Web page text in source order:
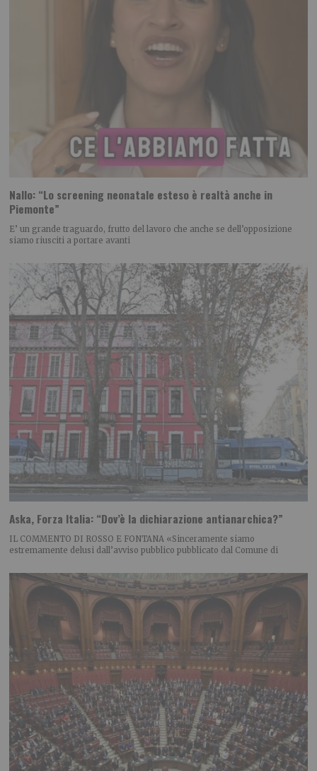
Nallo: “Lo screening neonatale esteso è realtà anche in
Piemonte”
E’ un grande traguardo, frutto del lavoro che anche se dell’opposizione
siamo riusciti a portare avanti
Aska, Forza Italia: “Dov’è la dichiarazione antianarchica?”
IL COMMENTO DI ROSSO E FONTANA «Sinceramente siamo
estremamente delusi dall’avviso pubblico pubblicato dal Comune di